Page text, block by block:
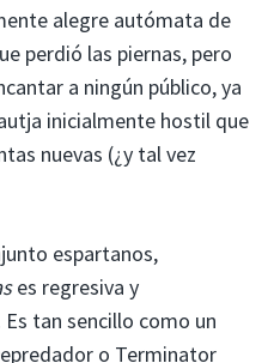
alegre autómata de
perdió las piernas, pero
a ningún público, ya
inicialmente hostil que
nuevas (¿y tal vez
espartanos,
es regresiva y
tan sencillo como un
o Terminator